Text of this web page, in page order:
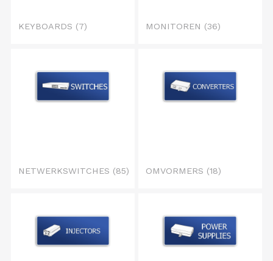
KEYBOARDS (7) MONITOREN (36)
NETWERKSWITCHES (85) OMVORMERS (18)